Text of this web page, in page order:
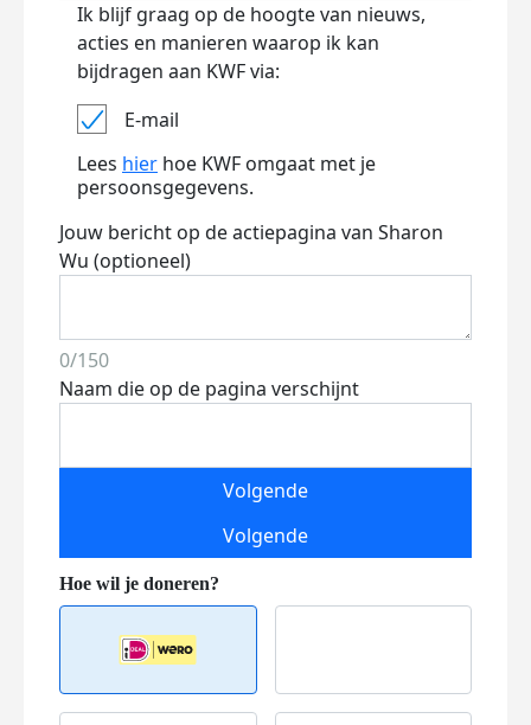
Ik blijf graag op de hoogte van nieuws,
acties en manieren waarop ik kan
bijdragen aan KWF via:
E-mail
Lees hier hoe KWF omgaat met je
persoonsgegevens.
Jouw bericht op de actiepagina van Sharon
Wu (optioneel)
0/150
Naam die op de pagina verschijnt
Volgende
Volgende